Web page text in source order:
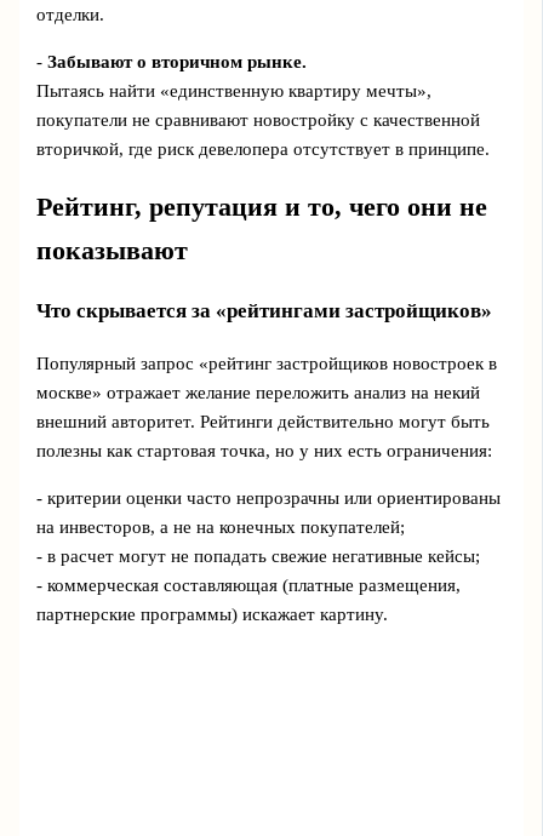
отделки.
-Забывают о вторичном рынке.
Пытаясь найти «единственную квартиру мечты»,
покупатели не сравнивают новостройку с качественной
вторичкой, где риск девелопера отсутствует в принципе.
Рейтинг, репутация и то, чего они не
показывают
Что скрывается за «рейтингами застройщиков»
Популярный запрос «рейтинг застройщиков новостроек в
москве» отражает желание переложить анализ на некий
внешний авторитет. Рейтинги действительно могут быть
полезны как стартовая точка, но у них есть ограничения:
- критерии оценки часто непрозрачны или ориентированы
на инвесторов, а не на конечных покупателей;
- в расчет могут не попадать свежие негативные кейсы;
- коммерческая составляющая (платные размещения,
партнерские программы) искажает картину.